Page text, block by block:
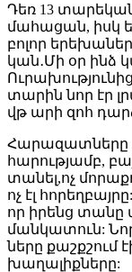
Դեռ 13
մահացան, իսկ
բոլոր
կան․Մի օր ինձ
տարին նոր էր
վթ արի զոհ
Հարազատները
հարությամբ,
տանել,ոչ
ոչ էլ
որ իրենց
մանկատուն:
ները քաշքշում
խաղալիքները: